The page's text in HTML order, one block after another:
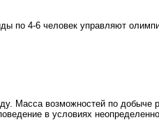
по 4-6 человек управляют
Масса возможностей по добыче
в условиях